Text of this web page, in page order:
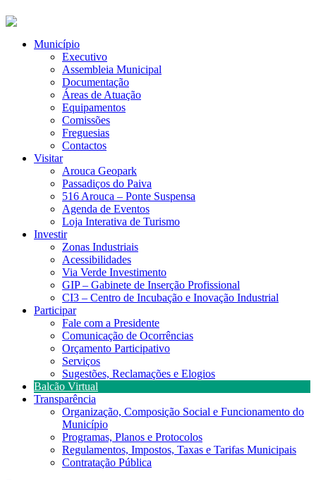
Município
Executivo
Assembleia Municipal
Documentação
Áreas de Atuação
Equipamentos
Comissões
Freguesias
Contactos
Visitar
Arouca Geopark
Passadiços do Paiva
516 Arouca – Ponte Suspensa
Agenda de Eventos
Loja Interativa de Turismo
Investir
Zonas Industriais
Acessibilidades
Via Verde Investimento
GIP – Gabinete de Inserção Profissional
CI3 – Centro de Incubação e Inovação Industrial
Participar
Fale com a Presidente
Comunicação de Ocorrências
Orçamento Participativo
Serviços
Sugestões, Reclamações e Elogios
Balcão Virtual
Transparência
Organização, Composição Social e Funcionamento do
Município
Programas, Planos e Protocolos
Regulamentos, Impostos, Taxas e Tarifas Municipais
Contratação Pública